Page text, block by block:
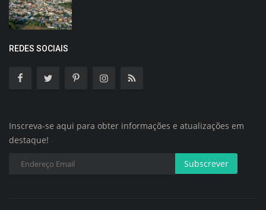
REDES SOCIAIS
Inscreva-se aqui para obter informações e atualizações em
destaque!
Subscrever